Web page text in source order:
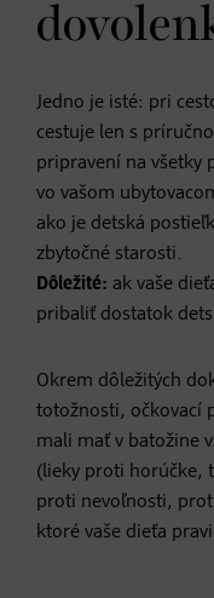
Jedno je isté: pri
cestuje len s
pripravení na všetky
vo vašom
ako je detská
zbytočné starosti.
Dôležité: ak vaše
pribaliť dostatok
Okrem dôležitých
totožnosti, očkovací
mali mať v batožine
(lieky proti horúčke,
proti nevoľnosti,
ktoré vaše dieťa